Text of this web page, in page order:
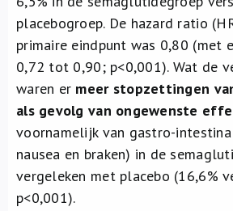
placebogroep. De hazard ratio
primaire eindpunt was 0,80 (met
0,72 tot 0,90; p<0,001). Wat de
waren er meer stopzettingen
als gevolg van ongewenste
voornamelijk van gastro-
nausea en braken) in de
vergeleken met placebo (16,6%
p<0,001).